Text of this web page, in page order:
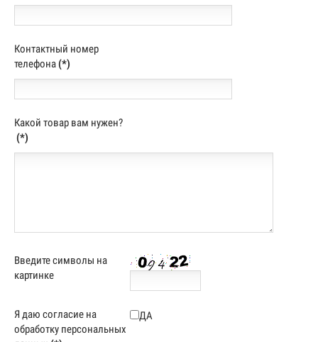
Контактный номер
телефона(*)
Какой товар вам нужен?
(*)
Введите символы на
картинке
Я даю согласие на
обработку персональных
ДА